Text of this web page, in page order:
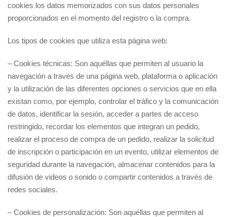
cookies los datos memorizados con sus datos personales
proporcionados en el momento del registro o la compra.
Los tipos de cookies que utiliza esta página web:
– Cookies técnicas: Son aquéllas que permiten al usuario la
navegación a través de una página web, plataforma o aplicación
y la utilización de las diferentes opciones o servicios que en ella
existan como, por ejemplo, controlar el tráfico y la comunicación
de datos, identificar la sesión, acceder a partes de acceso
restringido, recordar los elementos que integran un pedido,
realizar el proceso de compra de un pedido, realizar la solicitud
de inscripción o participación en un evento, utilizar elementos de
seguridad durante la navegación, almacenar contenidos para la
difusión de videos o sonido o compartir contenidos a través de
redes sociales.
– Cookies de personalización: Son aquéllas que permiten al